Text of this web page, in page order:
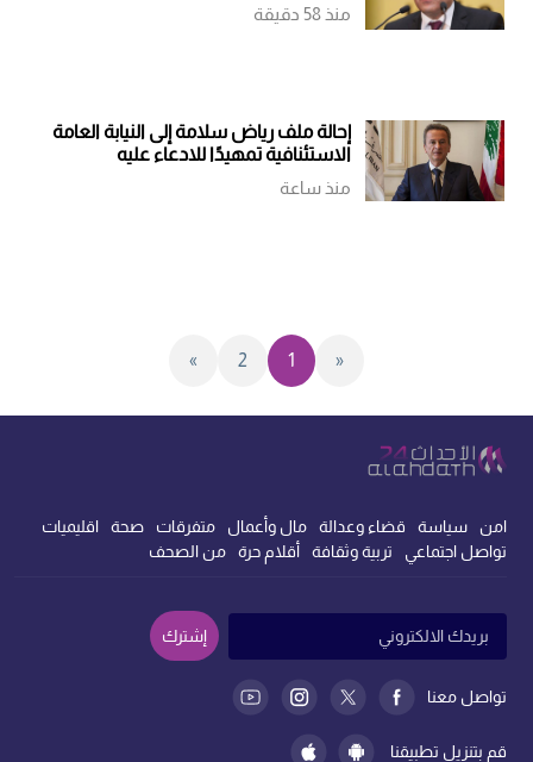
منذ 58 دقيقة
إحالة ملف رياض سلامة إلى النيابة العامة
الاستئنافية تمهيدًا للادعاء عليه
منذ ساعة
«
1
2
»
امن سياسة قضاء وعدالة مال وأعمال متفرقات صحة
اقليميات
تواصل اجتماعي
تربية وثقافة أقلام حرة من الصحف
قم بتنزيل تطبيقنا
تواصل معنا
إشترك